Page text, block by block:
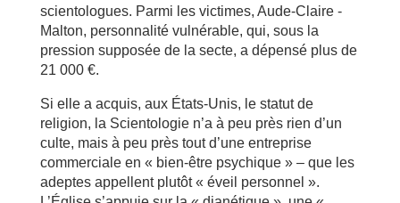
scientologues. Parmi les victimes, Aude-Claire ­
Malton, personnalité vulnérable, qui, sous la
pression supposée de la secte, a dépensé plus de
21 000 €.
Si elle a acquis, aux États-Unis, le statut de
religion, la Scientologie n’a à peu près rien d’un
culte, mais à peu près tout d’une entreprise
commerciale en « bien-être psychique » – que les
adeptes appellent plutôt « éveil personnel ».